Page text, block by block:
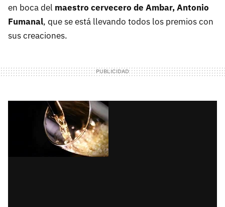
en boca del maestro cervecero de Ambar, Antonio
Fumanal, que se está llevando todos los premios con
sus creaciones.